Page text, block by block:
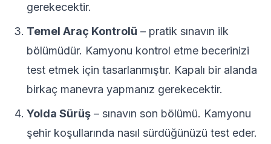
gerekecektir.
Temel Araç Kontrolü – pratik sınavın ilk
bölümüdür. Kamyonu kontrol etme becerinizi
test etmek için tasarlanmıştır. Kapalı bir alanda
birkaç manevra yapmanız gerekecektir.
Yolda Sürüş – sınavın son bölümü. Kamyonu
şehir koşullarında nasıl sürdüğünüzü test eder.